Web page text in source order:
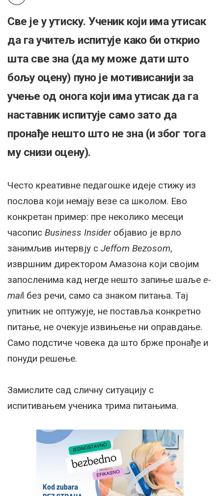
Све је у утиску. Ученик који има утисак
да га учитељ испитује како би открио
шта све зна (да му може дати што
бољу оцену) пуно је мотивисанији за
учење од онога који има утисак да га
наставник испитује само зато да
пронађе нешто што не зна (и због тога
му снизи оцену).
Често креативне педагошке идеје стижу из
послова који немају везе са школом. Ево
конкретан пример: пре неколико месеци
часопис Business Insiderобјавио је врло
занимљив интервју с Jeffom Bezosom,
извршним директором Амазона који својим
запосленима кад негде нешто запиње шаље e-
mail без речи, само са знаком питања. Тај
упитник не оптужује, не поставља конкретно
питање, не очекује извињење ни оправдање.
Само подстиче човека да што брже пронађе и
понуди решење.
Замислите сад сличну ситуацију с
испитивањем ученика трима питањима.